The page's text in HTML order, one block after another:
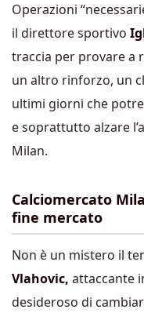
Operazioni
il direttore sportivo
traccia per provare a
un altro rinforzo, un
ultimi giorni che
e soprattutto alzare
Milan.
Calciomercato
fine mercato
Non è un mistero il
Vlahovic, attaccante
desideroso di